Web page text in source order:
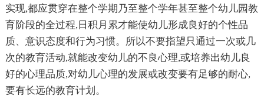
实现,都应贯穿在整个学期乃至整个学年甚至整个幼儿园教
育阶段的全过程,日积月累才能使幼儿形成良好的个性品
质、意识态度和行为习惯。所以不要指望只通过一次或几
次的教育活动,就能改变幼儿的不良心理,或培养出幼儿良
好的心理品质,对幼儿心理的发展或改变要有足够的耐心,
要有长远的教育计划。